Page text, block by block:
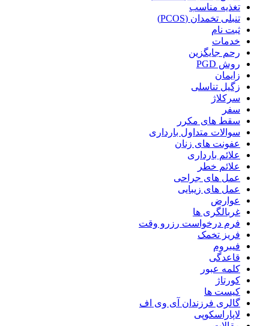
تغذیه مناسب
تنبلی تخمدان (PCOS)
ثبت نام
خدمات
رحم جایگزین
روش PGD
زایمان
زگیل تناسلی
سرکلاژ
سفر
سقط های مکرر
سوالات متداول بارداری
عفونت های زنان
علائم بارداری
علائم خطر
عمل های جراحی
عمل های زیبایی
عوارض
غربالگری ها
فرم درخواست رزرو وقت
فریز تخمک
فیبروم
قاعدگی
کلمه عبور
کورتاژ
کیست ها
گالری فرزندان آی وی اف
لاپاراسکوپی